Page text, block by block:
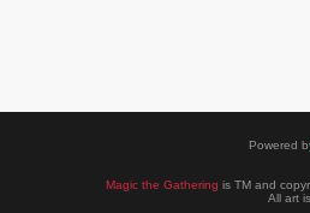
Powered
Magic the Gathering is TM and
All art